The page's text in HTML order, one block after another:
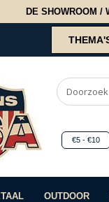
DE SHOWROOM /
€5 - €10
OUTDOOR